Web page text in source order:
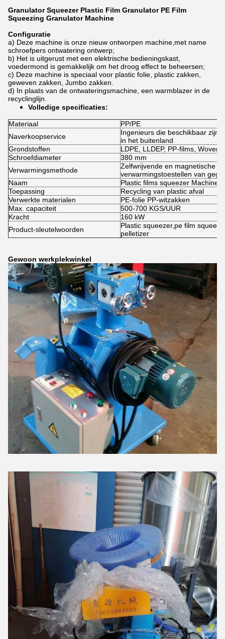
Granulator Squeezer Plastic Film Granulator PE Film
Squeezing Granulator Machine
Configuratie
a) Deze machine is onze nieuw ontworpen machine,met name
schroefpers ontwatering ontwerp;
b) Het is uitgerust met een elektrische bedieningskast,
voedermond is gemakkelijk om het droog effect te beheersen;
c) Deze machine is speciaal voor plastic folie, plastic zakken,
geweven zakken, Jumbo zakken.
d) In plaats van de ontwateringsmachine, een warmblazer in de
recyclinglijn.
Volledige specificaties:
Materiaal
PP/PE
Naverkoopservice
Ingenieurs die beschikbaar zijn
in het buitenland
Grondstoffen
LDPE, LLDEP, PP-films, Woven
Schroefdiameter
380 mm
Verwarmingsmethode
Zelfwrijvende en magnetische
verwarmingstoestellen van
Naam
Plastic films squeezer Machine
Toepassing
Recycling van plastic afval
Verwerkte materialen
PE-folie PP-witzakken
Max. capaciteit
500-700 KGS/UUR
Kracht
160 kW
Product-sleutelwoorden
Plastic squeezer,pe film
pelletizer
Gewoon werkplekwinkel